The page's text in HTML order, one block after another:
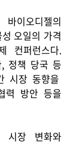
이오디젤의
오일의 가격
컨퍼런스다.
, 정책 당국 등
시장 동향을
력 방안 등을
시장 변화와